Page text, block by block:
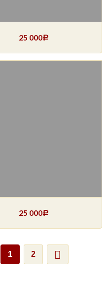
25 000Р
25 000Р
1 2